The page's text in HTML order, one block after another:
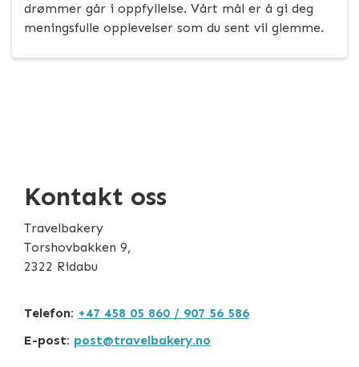
drømmer går i oppfyllelse. Vårt mål er å gi deg
meningsfulle opplevelser som du sent vil glemme.
Kontakt oss
Travelbakery
Torshovbakken 9,
2322 Ridabu
Telefon: +47 458 05 860 / 907 56 586
E-post: post@travelbakery.no